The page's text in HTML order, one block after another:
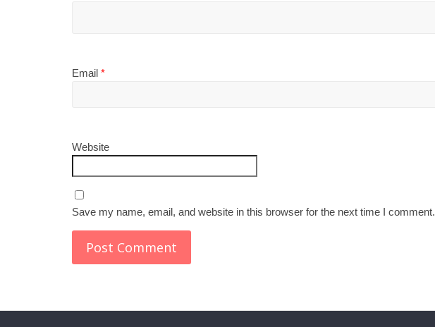
Email *
Website
Save my name, email, and website in this browser for the next time I comment.